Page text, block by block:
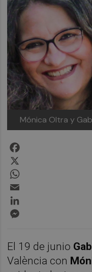
Mónica Oltra y
El 19 de junio
València con